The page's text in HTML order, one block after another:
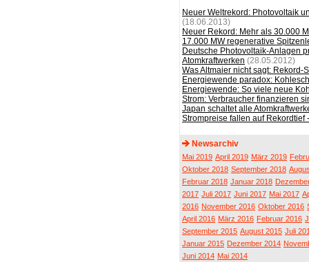
Neuer Weltrekord: Photovoltaik
(18.06.2013)
Neuer Rekord: Mehr als 30.000
17.000 MW regenerative
Deutsche Photovoltaik-Anlagen
Atomkraftwerken (28.05.2012)
Was Altmaier nicht sagt:
Energiewende paradox:
Energiewende: So viele neue
Strom: Verbraucher finanzieren
Japan schaltet alle
Strompreise fallen auf Rekordtief
Newsarchiv
Mai 2019 April 2019 März 2019
Oktober 2018 September 2018
Februar 2018 Januar 2018
2017 Juli 2017 Juni 2017 Mai 2017
2016 November 2016 Oktober 2016
April 2016 März 2016 Februar 2016
September 2015 August 2015 Juli
Januar 2015 Dezember 2014
Juni 2014 Mai 2014